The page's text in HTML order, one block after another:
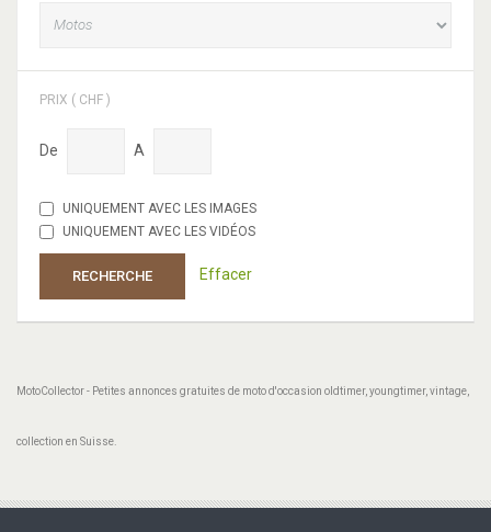
PRIX ( CHF )
De A
UNIQUEMENT AVEC LES IMAGES
UNIQUEMENT AVEC LES VIDÉOS
RECHERCHE Effacer
MotoCollector - Petites annonces gratuites de moto d'occasion oldtimer, youngtimer, vintage,
collection en Suisse.